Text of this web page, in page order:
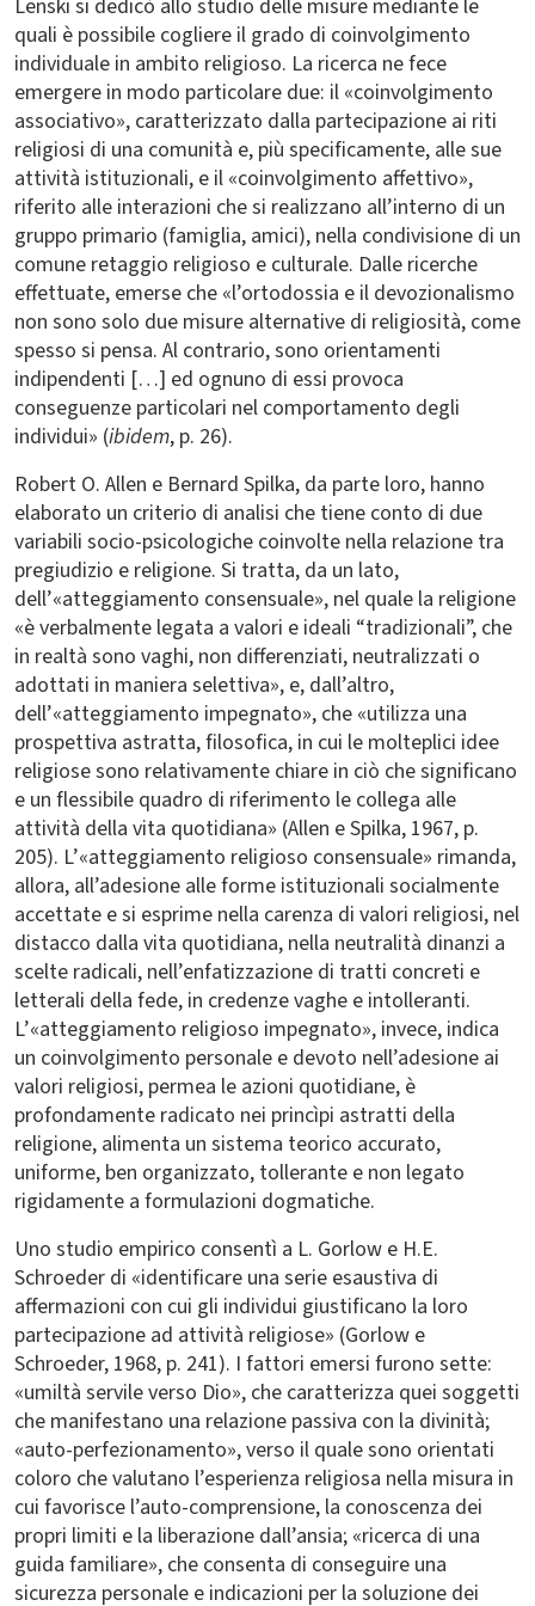
Lenski si dedicò allo studio delle misure mediante le
quali è possibile cogliere il grado di coinvolgimento
individuale in ambito religioso. La ricerca ne fece
emergere in modo particolare due: il «coinvolgimento
associativo», caratterizzato dalla partecipazione ai riti
religiosi di una comunità e, più specificamente, alle sue
attività istituzionali, e il «coinvolgimento affettivo»,
riferito alle interazioni che si realizzano all’interno di un
gruppo primario (famiglia, amici), nella condivisione di un
comune retaggio religioso e culturale. Dalle ricerche
effettuate, emerse che «l’ortodossia e il devozionalismo
non sono solo due misure alternative di religiosità, come
spesso si pensa. Al contrario, sono orientamenti
indipendenti […] ed ognuno di essi provoca
conseguenze particolari nel comportamento degli
individui» (ibidem, p. 26).
Robert O. Allen e Bernard Spilka, da parte loro, hanno
elaborato un criterio di analisi che tiene conto di due
variabili socio-psicologiche coinvolte nella relazione tra
pregiudizio e religione. Si tratta, da un lato,
dell’«atteggiamento consensuale», nel quale la religione
«è verbalmente legata a valori e ideali “tradizionali”, che
in realtà sono vaghi, non differenziati, neutralizzati o
adottati in maniera selettiva», e, dall’altro,
dell’«atteggiamento impegnato», che «utilizza una
prospettiva astratta, filosofica, in cui le molteplici idee
religiose sono relativamente chiare in ciò che significano
e un flessibile quadro di riferimento le collega alle
attività della vita quotidiana» (Allen e Spilka, 1967, p.
205). L’«atteggiamento religioso consensuale» rimanda,
allora, all’adesione alle forme istituzionali socialmente
accettate e si esprime nella carenza di valori religiosi, nel
distacco dalla vita quotidiana, nella neutralità dinanzi a
scelte radicali, nell’enfatizzazione di tratti concreti e
letterali della fede, in credenze vaghe e intolleranti.
L’«atteggiamento religioso impegnato», invece, indica
un coinvolgimento personale e devoto nell’adesione ai
valori religiosi, permea le azioni quotidiane, è
profondamente radicato nei princìpi astratti della
religione, alimenta un sistema teorico accurato,
uniforme, ben organizzato, tollerante e non legato
rigidamente a formulazioni dogmatiche.
Uno studio empirico consentì a L. Gorlow e H.E.
Schroeder di «identificare una serie esaustiva di
affermazioni con cui gli individui giustificano la loro
partecipazione ad attività religiose» (Gorlow e
Schroeder, 1968, p. 241). I fattori emersi furono sette:
«umiltà servile verso Dio», che caratterizza quei soggetti
che manifestano una relazione passiva con la divinità;
«auto-perfezionamento», verso il quale sono orientati
coloro che valutano l’esperienza religiosa nella misura in
cui favorisce l’auto-comprensione, la conoscenza dei
propri limiti e la liberazione dall’ansia; «ricerca di una
guida familiare», che consenta di conseguire una
sicurezza personale e indicazioni per la soluzione dei